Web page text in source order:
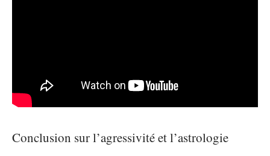
Conclusion sur l’agressivité et l’astrologie